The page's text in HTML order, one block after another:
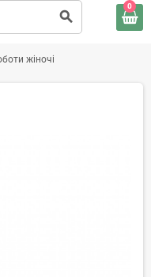
search
0
жіночі